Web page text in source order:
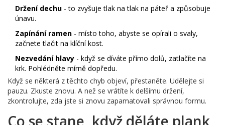
Držení dechu - to zvyšuje tlak na tlak na páteř a způsobuje
únavu.
Zapínání ramen - místo toho, abyste se opírali o svaly,
začnete tlačit na klíční kost.
Nezvedání hlavy - když se díváte přímo dolů, zatlačíte na
krk. Pohlédněte mírně dopředu.
Když se některá z těchto chyb objeví, přestaněte. Udělejte si
pauzu. Zkuste znovu. A než se vrátíte k delšímu držení,
zkontrolujte, zda jste si znovu zapamatovali správnou formu.
Co se stane, když děláte plank